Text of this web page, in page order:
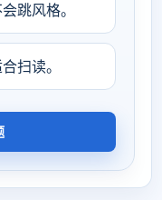
跳风格。
扫读。